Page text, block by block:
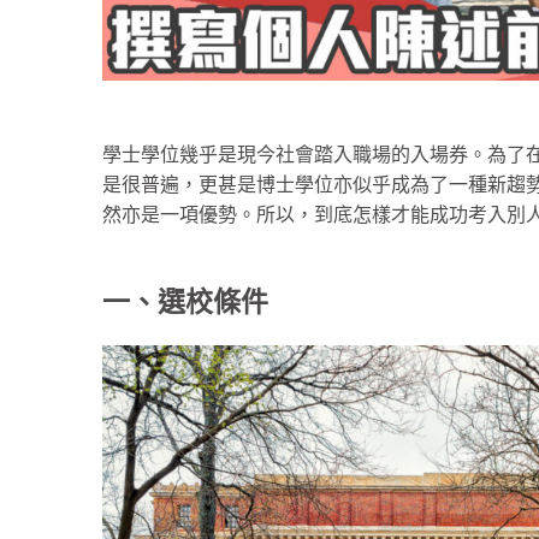
學士學位幾乎是現今社會踏入職場的入場券。為
是很普遍，更甚是博士學位亦似乎成為了一種新
然亦是一項優勢。所以，到底怎樣才能成功考入別
一、選校條件